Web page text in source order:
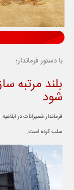
با دستور فرماندار؛
بلند مرتبه
شود
فرماندار شمیرانات در
سلب کرده است.